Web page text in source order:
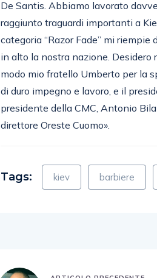
raggiunto traguardi importanti a
categoria “Razor Fade” mi
in alto la nostra nazione.
modo mio fratello Umberto per la
di duro impegno e lavoro, e il
presidente della CMC, Antonio
direttore Oreste Cuomo».
kiev barbiere